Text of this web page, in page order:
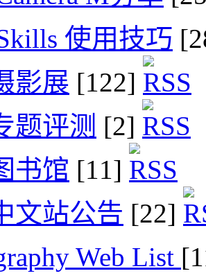
使用技巧
影展 [122]
题评测 [2]
书馆 [11]
文站公告 [22]
Web List